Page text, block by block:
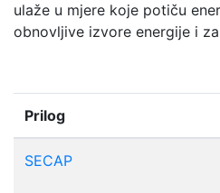
ulaže u mjere koje potiču
obnovljive izvore energije i
Prilog
SECAP